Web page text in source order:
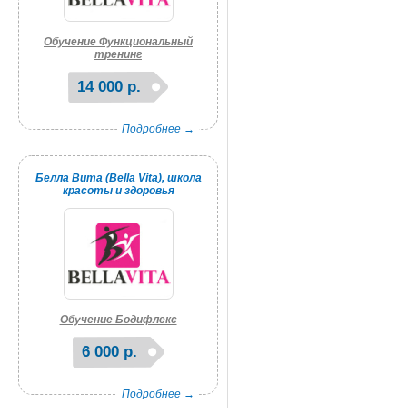
Обучение Функциональный
тренинг
14 000 р.
Подробнее →
Белла Вита (Bella Vita), школа
красоты и здоровья
Обучение Бодифлекс
6 000 р.
Подробнее →